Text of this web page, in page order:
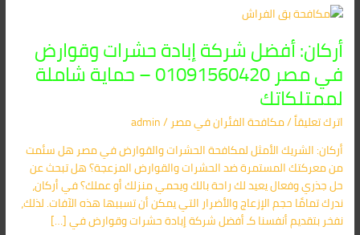
أركان: أفضل شركة إبادة حشرات وقوارض
في مصر 01091560420 – حماية شاملة
لممتلكاتك
اترك تعليقاً/مكافحة الفئران​ في مصر/
admin
أركان: الشريك الأمثل لمكافحة الحشرات والقوارض في مصر هل سئمت
من معركتك المستمرة ضد الحشرات والقوارض المزعجة؟ هل تبحث عن
حل جذري وفعال يعيد لك راحة بالك ويحمي منزلك أو عملك؟ في أركان،
ندرك تمامًا حجم الإزعاج والأضرار التي يمكن أن تسببها هذه الآفات. لذلك،
نفخر بتقديم أنفسنا كـ أفضل شركة إبادة حشرات وقوارض في […]
أركان:
شركة
إبادة
حشرات
وقوارض
في
مصر
01091560420
–
حماية
شاملة
لممتلكاتك